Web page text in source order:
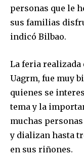
personas que le
sus familias
indicó Bilbao.
La feria realizada
Uagrm, fue muy
quienes se
tema y la
muchas
y dializan hasta
en sus riñones.